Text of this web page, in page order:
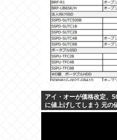
アイ・オーが価格改定、
に値上げしてしまう 元の
地獄へ